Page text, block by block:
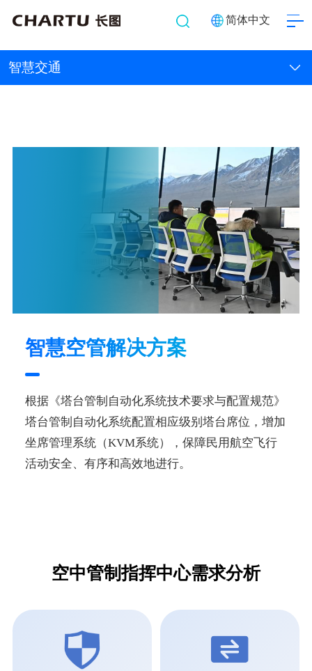
简体中文
智慧交通
智慧空管解决方案
根据《塔台管制自动化系统技术要求与配置规范》
塔台管制自动化系统配置相应级别塔台席位，增加
坐席管理系统（KVM系统），保障民用航空飞行
活动安全、有序和高效地进行。
空中管制指挥中心需求分析